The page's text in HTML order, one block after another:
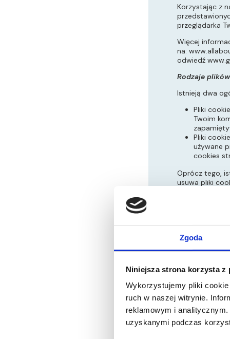
Zgoda
Niniejsza strona korzysta z
Wykorzystujemy pliki
ruch w naszej witrynie.
reklamowym i
uzyskanymi podczas
Korzystając z
przeglądarka
Więcej
na:
odwiedź
Rodzaje
Istnieją dwa
Pliki
Twoim
Pliki
używane
cookies
Oprócz tego,
usuwa pliki
Cookies:
Cel:Cookie
Data
Podczas
cookies,
zawierają
cookies
stron trzecich.
wskazanych